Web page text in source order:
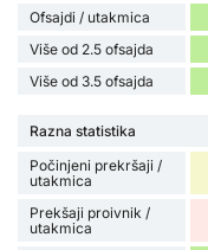
Ofsajdi / utakmica
Više od 2.5 ofsajda
Više od 3.5 ofsajda
Razna statistika
Počinjeni prekršaji /
utakmica
Prekšaji proivnik /
utakmica